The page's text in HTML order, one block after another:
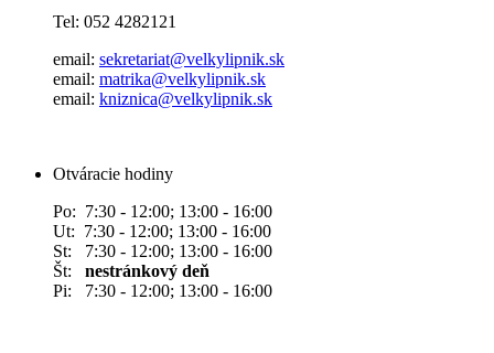
Tel: 052 4282121
email: sekretariat@velkylipnik.sk
email: matrika@velkylipnik.sk
email: kniznica@velkylipnik.sk
Otváracie hodiny
Po: 7:30 - 12:00; 13:00 - 16:00
Ut: 7:30 - 12:00; 13:00 - 16:00
St: 7:30 - 12:00; 13:00 - 16:00
Št: nestránkový deň
Pi: 7:30 - 12:00; 13:00 - 16:00